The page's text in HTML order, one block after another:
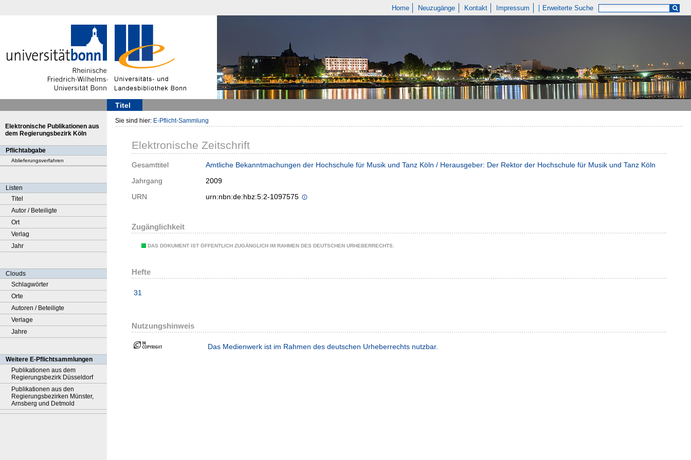
Home Neuzugänge Kontakt Impressum Erweiterte Suche
Titel
Elektronische Publikationen aus
dem Regierungsbezirk Köln
Pflichtabgabe
Ablieferungsverfahren
Listen
Titel
Autor / Beteiligte
Ort
Verlag
Jahr
Clouds
Schlagwörter
Orte
Autoren / Beteiligte
Verlage
Jahre
Weitere E-Pflichtsammlungen
Publikationen aus dem
Regierungsbezirk Düsseldorf
Publikationen aus den
Regierungsbezirken Münster,
Arnsberg und Detmold
Sie sind hier: E-Pflicht-Sammlung
Elektronische Zeitschrift
Gesamttitel
Amtliche Bekanntmachungen der Hochschule für Musik und Tanz Köln / Herausgeber: Der Rektor der Hochschule für Musik und Tanz Köln
Jahrgang
2009
URN
urn:nbn:de:hbz:5:2-1097575
Zugänglichkeit
DAS DOKUMENT IST ÖFFENTLICH ZUGÄNGLICH IM RAHMEN DES DEUTSCHEN URHEBERRECHTS.
Hefte
31
Nutzungshinweis
Das Medienwerk ist im Rahmen des deutschen Urheberrechts nutzbar.